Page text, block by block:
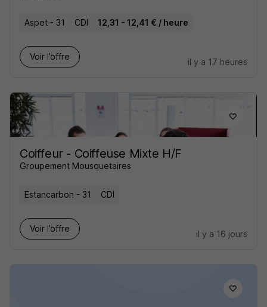
Aspet - 31 CDI 12,31 - 12,41 € / heure
Voir l’offre
il y a 17 heures
Coiffeur - Coiffeuse Mixte H/F
Groupement Mousquetaires
Estancarbon - 31 CDI
Voir l’offre
il y a 16 jours